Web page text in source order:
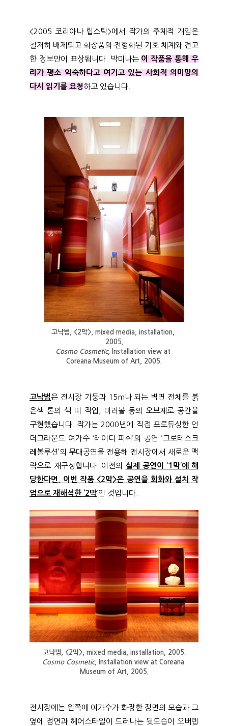
<2005 코리아나 립스틱>에서 작가의 주체적 개입은
철저히 배제되고 화장품의 전형화된 기호 체계와 견고
한 정보만이 표상됩니다. 박미나는 이 작품을 통해 우
리가 평소 익숙하다고 여기고 있는 사회적 의미망의
다시 읽기를 요청 하고 있습니다.
고낙범, <2막>, mixed media, installation,
2005.
Cosmo Cosmetic, Installation view at
Coreana Museum of Art, 2005.
고낙범은 전시장 기둥과 15m나 되는 벽면 전체를 붉
은색 톤의 색 띠 작업, 미러볼 등의 오브제로 공간을
구현했습니다. 작가는 2000년에 직접 프로듀싱한 언
더그라운드 여가수 ‘레이디 피쉬’의 공연 ‘그로테스크
레볼루션’의 무대공연을 전용해 전시장에서 새로운 맥
락으로 재구성합니다. 이전의 실제 공연이 ‘1막’에 해
당한다면, 이번 작품 <2막>은 공연을 회화와 설치 작
업으로 재해석한 ‘2막’인 것입니다.
고낙범, <2막>, mixed media, installation, 2005.
Cosmo Cosmetic, Installation view at Coreana
Museum of Art, 2005.
전시장에는 왼쪽에 여가수가 화장한 정면의 모습과 그
옆에 정면과 헤어스타일이 드러나는 뒷모습이 오버랩